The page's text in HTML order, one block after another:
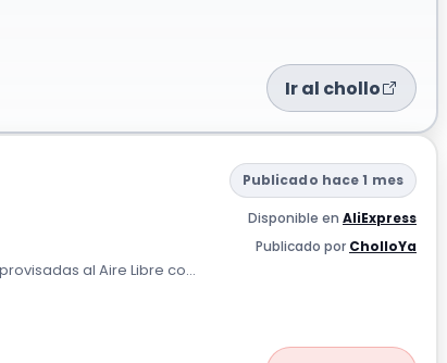
Ir al chollo
Publicado hace 1 mes
Disponible en AliExpress
Publicado por CholloYa
al Aire Libre co...